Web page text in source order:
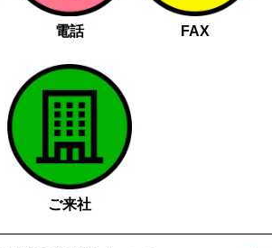
電話 FAX
ご来社